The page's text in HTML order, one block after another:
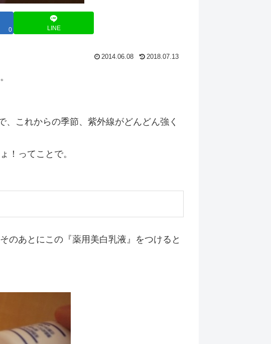
0 LINE
2014.06.08 2018.07.13
、これからの季節、紫外線がどんどん強く
！ってことで。
のあとにこの『薬用美白乳液』をつけると